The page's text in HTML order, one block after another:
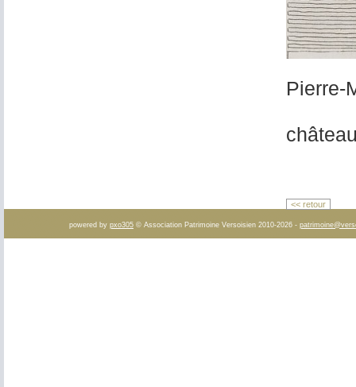
<< retour
powered by pxo305 © Association Patrimoine Versoisien 2010-2026 -